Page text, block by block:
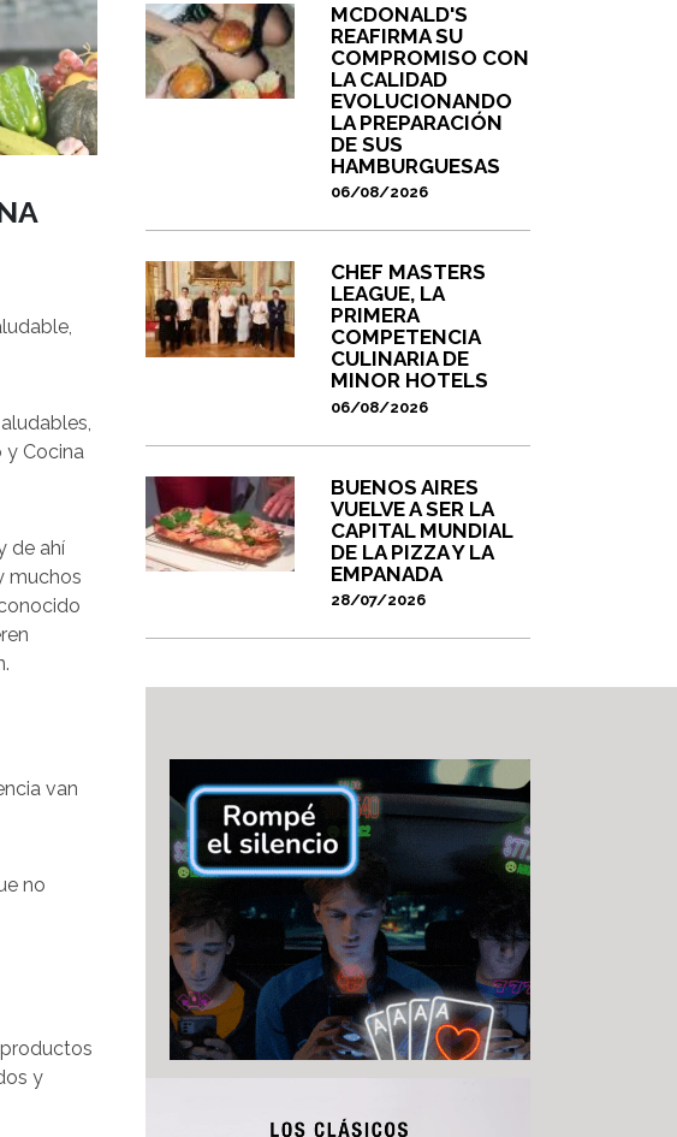
y Cocina
de ahí
muchos
van
no
y
MCDONALD'S
REAFIRMA SU
COMPROMISO CON
LA CALIDAD
EVOLUCIONANDO
LA PREPARACIÓN
DE SUS
HAMBURGUESAS
06/08/2026
CHEF MASTERS
LEAGUE, LA
PRIMERA
COMPETENCIA
CULINARIA DE
MINOR HOTELS
06/08/2026
BUENOS AIRES
VUELVE A SER LA
CAPITAL MUNDIAL
DE LA PIZZA Y LA
EMPANADA
28/07/2026